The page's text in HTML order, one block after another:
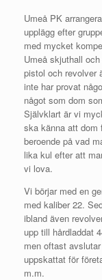
Umeå PK
upplägg efter
med mycket
Umeå skjuthall
pistol och revolver
inte har provat
något som dom
Självklart är vi
ska känna att
beroende på vad
lika kul efter att
vi lova.
Vi börjar med en
med kaliber 22.
ibland även
upp till hårdladdat
men oftast
uppskattat för
m.m.